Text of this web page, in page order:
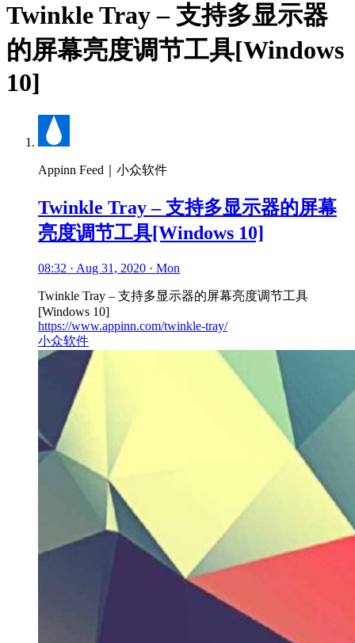
Twinkle Tray – 支持多显示器
的屏幕亮度调节工具[Windows
10]
Appinn Feed｜小众软件
Twinkle Tray – 支持多显示器的屏幕
亮度调节工具[Windows 10]
08:32 · Aug 31, 2020 · Mon
Twinkle Tray – 支持多显示器的屏幕亮度调节工具
[Windows 10]
https://www.appinn.com/twinkle-tray/
小众软件